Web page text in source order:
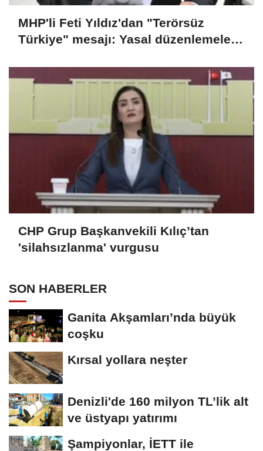
MHP'li Feti Yıldız'dan "Terörsüz
Türkiye" mesajı: Yasal düzenlemeler
CHP Grup Başkanvekili Kılıç’tan
'silahsızlanma' vurgusu
SON HABERLER
Ganita Akşamları’nda büyük
coşku
Kırsal yollara neşter
Denizli'de 160 milyon TL’lik alt
ve üstyapı yatırımı
Şampiyonlar, İETT ile